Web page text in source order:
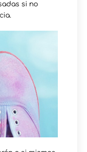
si no